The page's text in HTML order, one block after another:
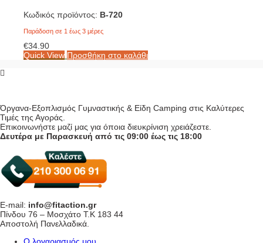
Κωδικός προϊόντος: Β-720
Παράδοση σε 1 έως 3 μέρες
€34.90
Quick View Προσθήκη στο καλάθι
Όργανα-Εξοπλισμός Γυμναστικής & Είδη Camping στις Καλύτερες
Τιμές της Αγοράς.
Επικοινωνήστε μαζί μας για όποια διευκρίνιση χρειάζεστε.
Δευτέρα με Παρασκευή από τις 09:00 έως τις 18:00
E-mail: info@fitaction.gr
Πίνδου 76 – Μοσχάτο Τ.Κ 183 44
Αποστολή Πανελλαδικά.